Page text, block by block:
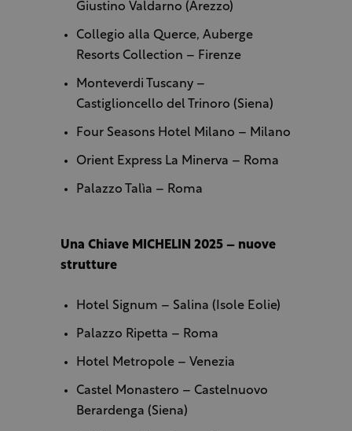
Giustino Valdarno (Arezzo)
Collegio alla Querce, Auberge
Resorts Collection – Firenze
Monteverdi Tuscany –
Castiglioncello del Trinoro (Siena)
Four Seasons Hotel Milano – Milano
Orient Express La Minerva – Roma
Palazzo Talìa – Roma
Una Chiave MICHELIN 2025 – nuove
strutture
Hotel Signum – Salina (Isole Eolie)
Palazzo Ripetta – Roma
Hotel Metropole – Venezia
Castel Monastero – Castelnuovo
Berardenga (Siena)